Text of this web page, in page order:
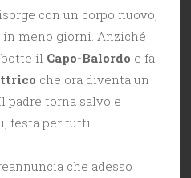
con un corpo nuovo,
in meno giorni. Anziché
il Capo-Balordo e fa
che ora diventa un
Il padre torna salvo e
festa per tutti.
che adesso